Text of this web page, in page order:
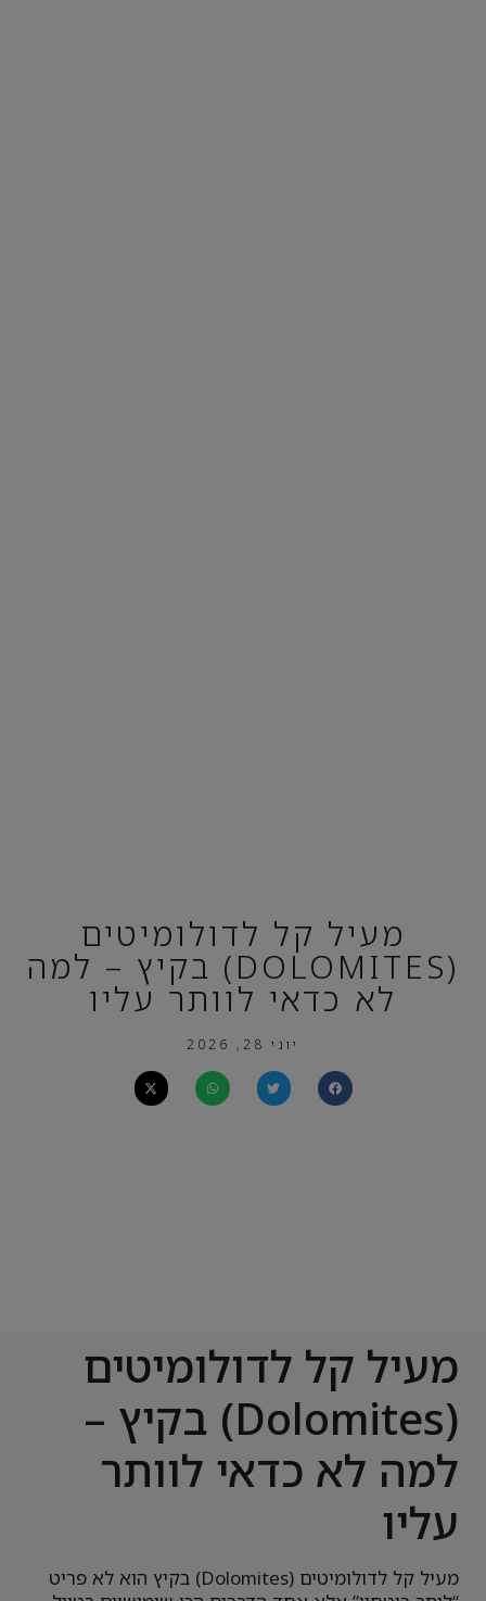
מעיל קל לדולומיטים
(DOLOMITES) בקיץ – למה
לא כדאי לוותר עליו
יוני 28, 2026
מעיל קל לדולומיטים
(Dolomites) בקיץ –
למה לא כדאי לוותר
עליו
מעיל קל לדולומיטים (Dolomites) בקיץ הוא לא פריט